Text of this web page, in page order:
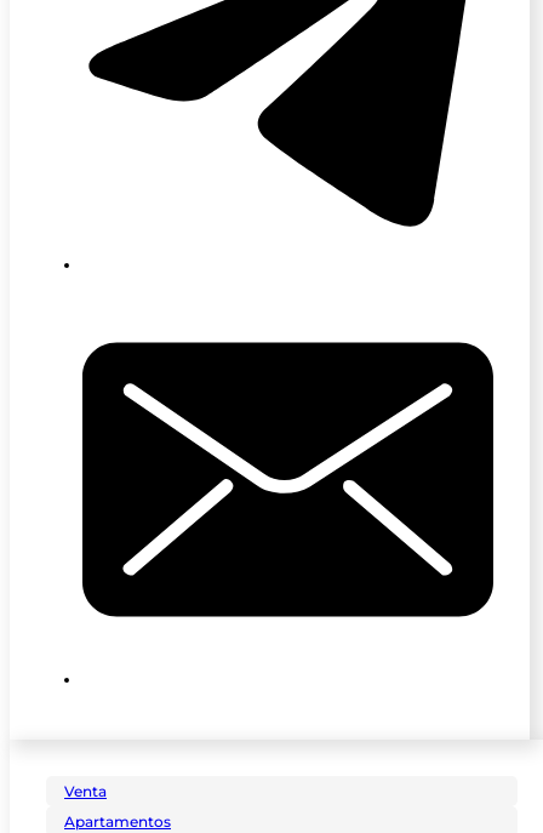
Venta
Apartamentos